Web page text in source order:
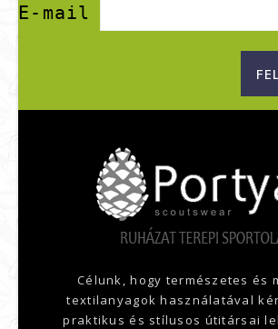
E-mail
Célunk, hogy természetes és
textilanyagok használatával
praktikus és stílusos útitársai